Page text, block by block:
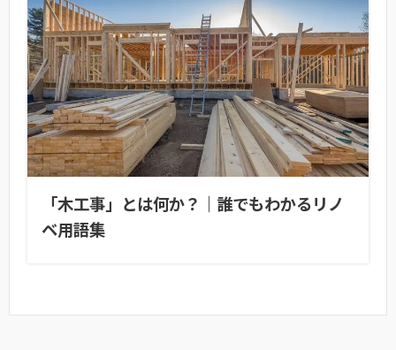
「木工事」とは何か？｜誰でもわかるリノ
ベ用語集